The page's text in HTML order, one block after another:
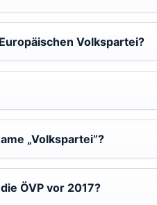
Volkspartei?
„Volkspartei”?
ÖVP vor 2017?